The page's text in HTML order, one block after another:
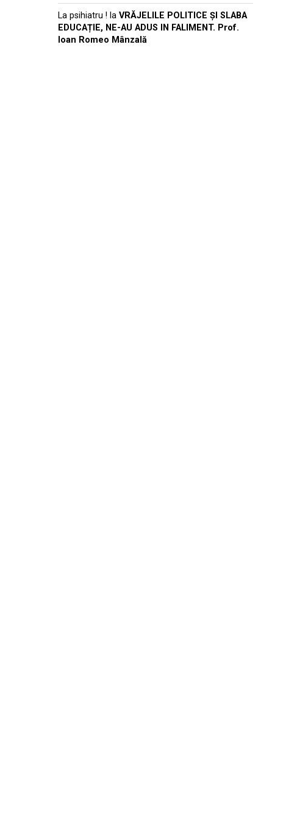
La psihiatru ! la VRĂJELILE POLITICE ȘI SLABA
EDUCAȚIE, NE-AU ADUS IN FALIMENT. Prof.
Ioan Romeo Mânzală